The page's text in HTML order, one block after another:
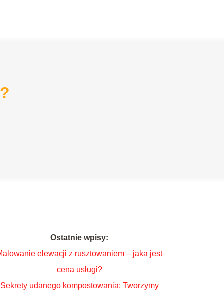
Ostatnie wpisy:
elewacji z rusztowaniem – jaka jest
cena usługi?
Sekrety udanego kompostowania: Tworzymy